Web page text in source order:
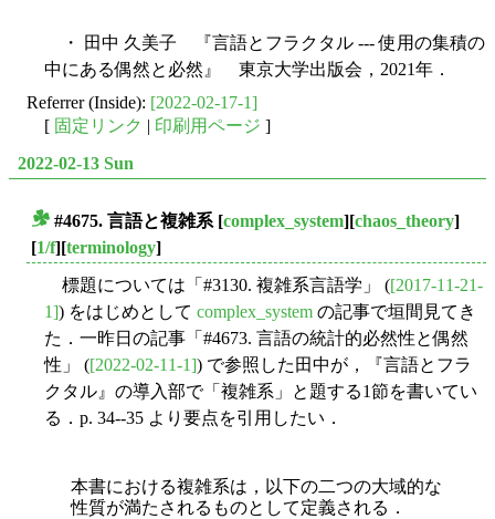
・ 田中 久美子 『言語とフラクタル --- 使用の集積の
中にある偶然と必然』 東京大学出版会，2021年．
Referrer (Inside): [2022-02-17-1]
[ 固定リンク | 印刷用ページ ]
2022-02-13 Sun
#4675. 言語と複雑系 [complex_system][chaos_theory]
[1/f][terminology]
標題については「#3130. 複雑系言語学」 ([2017-11-21-
1]) をはじめとして complex_system の記事で垣間見てき
た．一昨日の記事「#4673. 言語の統計的必然性と偶然
性」 ([2022-02-11-1]) で参照した田中が，『言語とフラ
クタル』の導入部で「複雑系」と題する1節を書いてい
る．p. 34--35 より要点を引用したい．
本書における複雑系は，以下の二つの大域的な
性質が満たされるものとして定義される．